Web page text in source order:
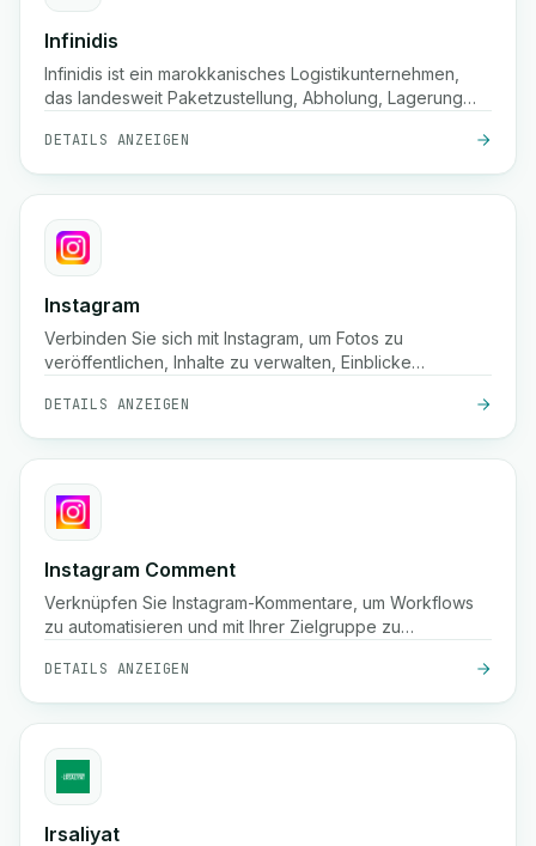
Infinidis
Infinidis ist ein marokkanisches Logistikunternehmen,
das landesweit Paketzustellung, Abholung, Lagerung
Versandoptionen wie 24-Stunden-Lieferung und
Echtzeit-Tracking.
DETAILS ANZEIGEN
Instagram
Verbinden Sie sich mit Instagram, um Fotos zu
veröffentlichen, Inhalte zu verwalten, Einblicke
Instagram Graph API zu automatisieren.
DETAILS ANZEIGEN
Instagram Comment
Verknüpfen Sie Instagram-Kommentare, um Workflows
zu automatisieren und mit Ihrer Zielgruppe zu
DETAILS ANZEIGEN
Irsaliyat